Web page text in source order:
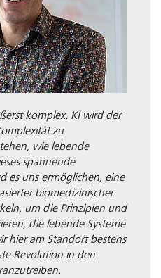
komplex. KI wird der
zu
wie lebende
spannende
es uns ermöglichen, eine
biomedizinischer
um die Prinzipien und
die lebende Systeme
hier am Standort bestens
Revolution in den